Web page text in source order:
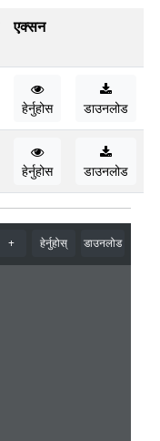
एक्सन
हेर्नुहोस डाउनलोड
हेर्नुहोस डाउनलोड